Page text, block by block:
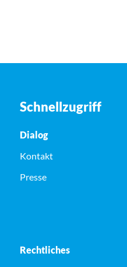
Schnellzugriff
Dialog
Kontakt
Presse
Rechtliches